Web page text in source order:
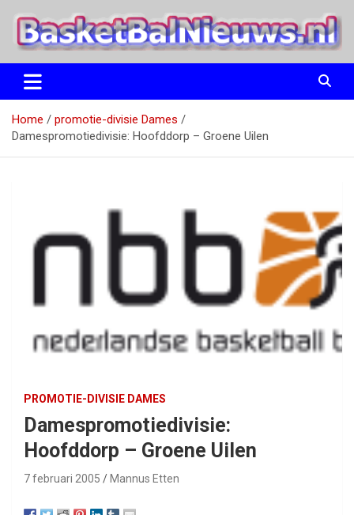
naar
BasketBalNieuws.nl
Etten
Home
promotie-divisie Dames
Damespromotiedivisie: Hoofddorp – Groene Uilen
PROMOTIE-DIVISIE DAMES
Damespromotiedivisie:
Hoofddorp – Groene Uilen
7 februari 2005 Mannus Etten